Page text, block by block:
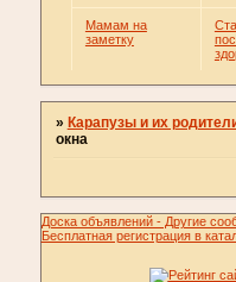
Мамам на
заметку
» Карапузы и их
окна
Доска объявлений - Другие
Бесплатная регистрация в